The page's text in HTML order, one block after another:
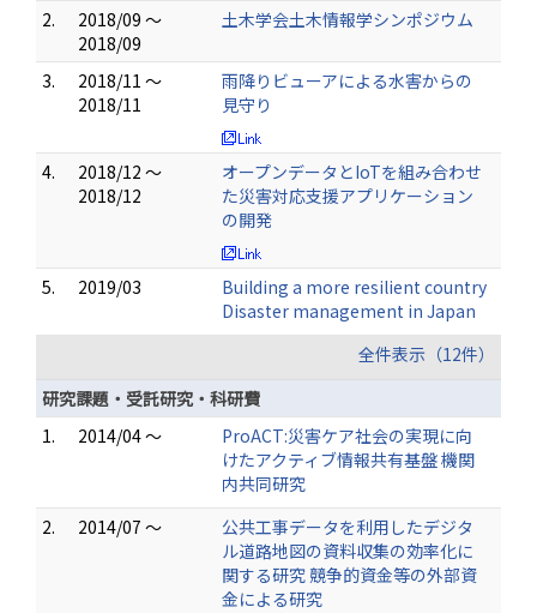
2.
2018/09 ～
2018/09
土木学会土木情報学シンポジウム
3.
2018/11 ～
2018/11
雨降りビューアによる水害からの
見守り
4.
2018/12 ～
2018/12
オープンデータとIoTを組み合わせ
た災害対応支援アプリケーション
の開発
5. 2019/03
Building a more resilient country
Disaster management in Japan
全件表示（12件）
研究課題・受託研究・科研費
1.
2014/04 ～
ProACT:災害ケア社会の実現に向
けたアクティブ情報共有基盤 機関
内共同研究
2.
2014/07 ～
公共工事データを利用したデジタ
ル道路地図の資料収集の効率化に
関する研究 競争的資金等の外部資
金による研究